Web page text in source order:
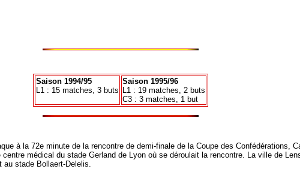
Saison 1994/95
L1 : 15 matches, 3 buts
Saison 1995/96
L1 : 19 matches, 2 buts
C3 : 3 matches, 1 but
à la 72e minute de la rencontre de demi-finale de la Coupe des Confédérations,
médical du stade Gerland de Lyon où se déroulait la rencontre. La ville de
au stade Bollaert-Delelis.